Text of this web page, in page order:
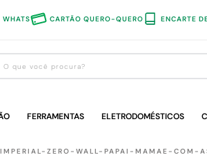
CARTÃO QUERO-QUERO ENCARTE
que você procura?
FERRAMENTAS ELETRODOMÉSTICOS
IMPERIAL-ZERO-WALL-PAPAI-MAMAE-
º
guarda roupa